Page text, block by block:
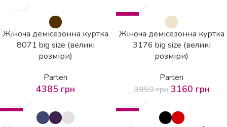
Жіноча демісезонна куртка
8071 big size (великі
розміри)
Parten
4385 грн
-20%
Жіноча демісезонна куртка
3176 big size (великі
розміри)
Parten
3950грн 3160 грн
-20% -48%